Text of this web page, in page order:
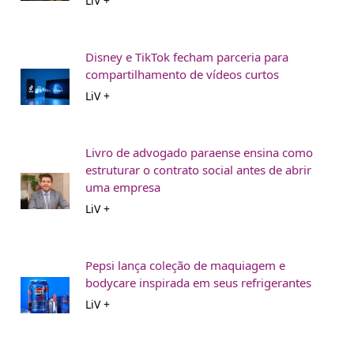
Disney e TikTok fecham parceria para
compartilhamento de vídeos curtos
LiV +
Livro de advogado paraense ensina como
estruturar o contrato social antes de abrir
uma empresa
LiV +
Pepsi lança coleção de maquiagem e
bodycare inspirada em seus refrigerantes
LiV +